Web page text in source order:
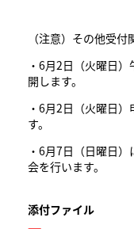
（注意）その他受付
・6月2日（火曜日
開します。
・6月2日（火曜日
す。
・6月7日（日曜日
会を行います。
添付ファイル